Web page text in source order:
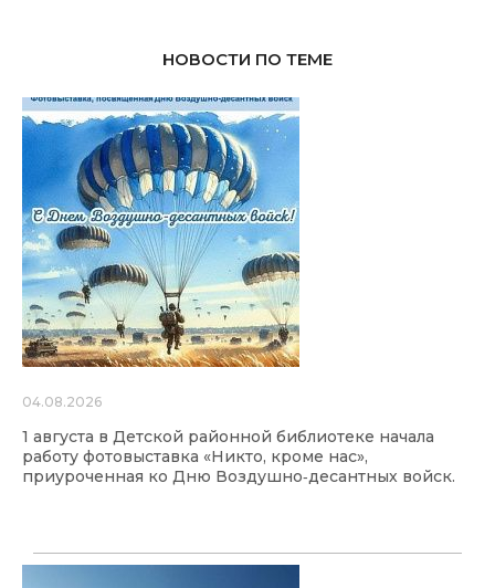
НОВОСТИ ПО ТЕМЕ
04.08.2026
1 августа в Детской районной библиотеке начала
работу фотовыставка «Никто, кроме нас»,
приуроченная ко Дню Воздушно‑десантных войск.